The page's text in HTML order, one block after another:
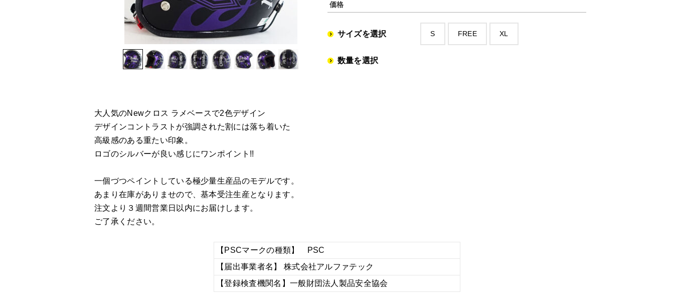
価格
サイズを選択 S FREE XL
数量を選択
大人気のNewクロス ラメベースで2色デザイン
デザインコントラストが強調された割には落ち着いた
高級感のある重たい印象。
ロゴのシルバーが良い感じにワンポイント!!
一個づつペイントしている極少量生産品のモデルです。
あまり在庫がありませので、基本受注生産となります。
注文より３週間営業日以内にお届けします。
ご了承ください。
【PSCマークの種類】 PSC
【届出事業者名】 株式会社アルファテック
【登録検査機関名】一般財団法人製品安全協会